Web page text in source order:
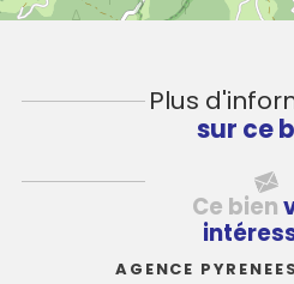
Plus
sur ce
Ce bien
AGENCE